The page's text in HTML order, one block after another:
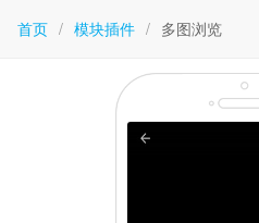
首页 / 模块插件 / 多图浏览